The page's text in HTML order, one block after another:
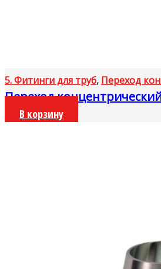
5. Фитинги для труб, Переход
Переход
В корзину